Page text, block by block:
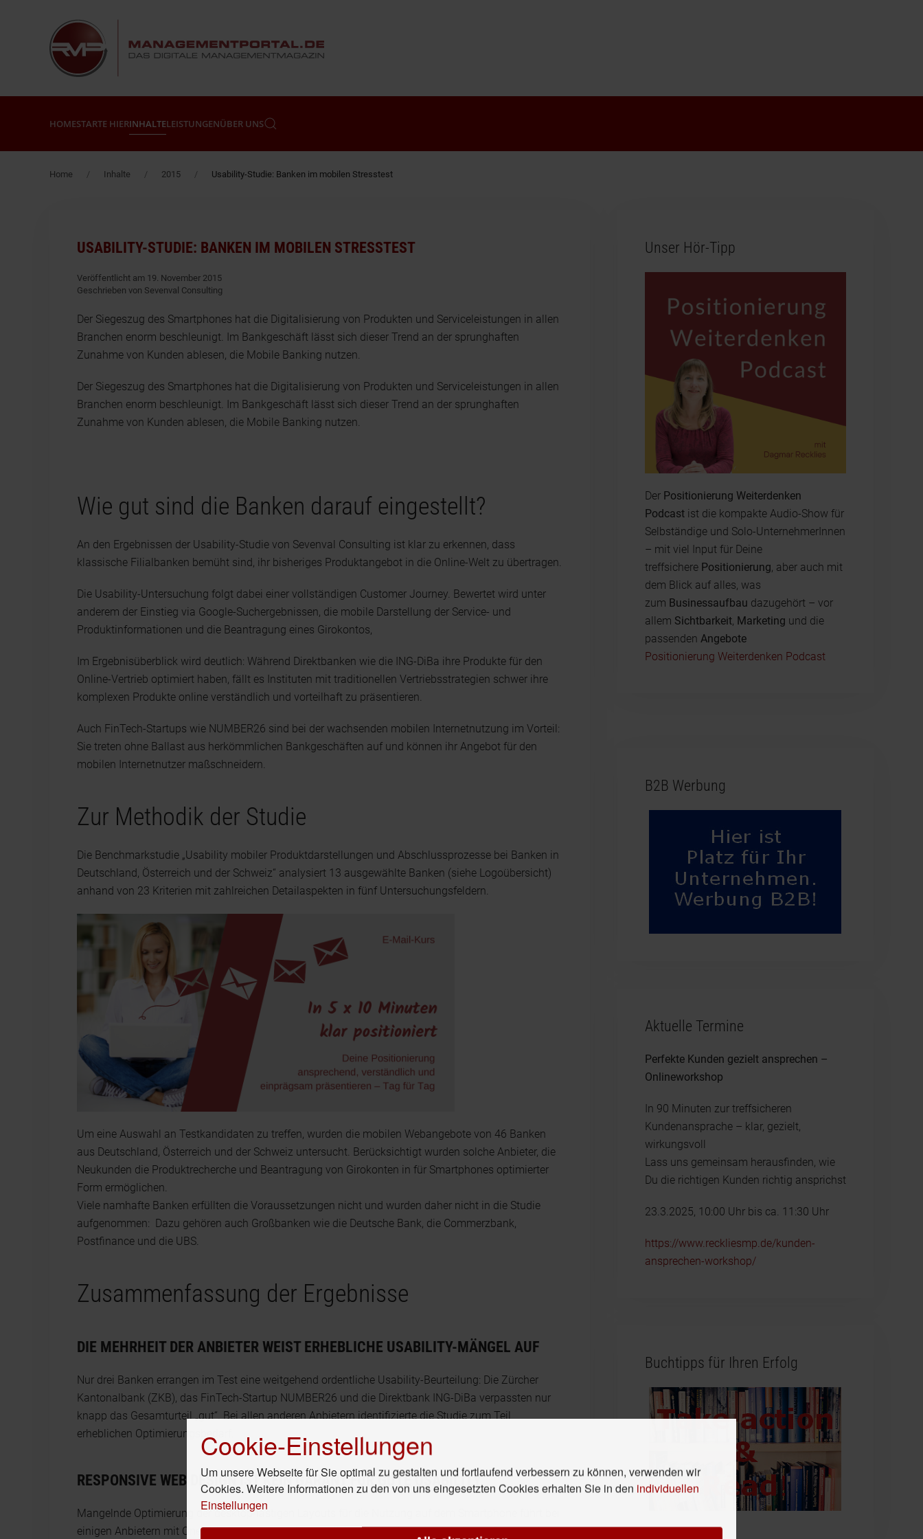
Zum Hauptinhalt springen
HOMESTARTE HIERINHALTELEISTUNGENÜBER UNS
Home Inhalte 2015 Usability-Studie: Banken im mobilen Stresstest
USABILITY-STUDIE: BANKEN IM MOBILEN STRESSTEST
Veröffentlicht am 19. November 2015
Geschrieben von Sevenval Consulting
Der Siegeszug des Smartphones hat die Digitalisierung von Produkten und Serviceleistungen in allen
Branchen enorm beschleunigt. Im Bankgeschäft lässt sich dieser Trend an der sprunghaften
Zunahme von Kunden ablesen, die Mobile Banking nutzen.
Der Siegeszug des Smartphones hat die Digitalisierung von Produkten und Serviceleistungen in allen
Branchen enorm beschleunigt. Im Bankgeschäft lässt sich dieser Trend an der sprunghaften
Zunahme von Kunden ablesen, die Mobile Banking nutzen.
Wie gut sind die Banken darauf eingestellt?
An den Ergebnissen der Usability-Studie von Sevenval Consulting ist klar zu erkennen, dass
klassische Filialbanken bemüht sind, ihr bisheriges Produktangebot in die Online-Welt zu übertragen.
Die Usability-Untersuchung folgt dabei einer vollständigen Customer Journey. Bewertet wird unter
anderem der Einstieg via Google-Suchergebnissen, die mobile Darstellung der Service- und
Produktinformationen und die Beantragung eines Girokontos,
Im Ergebnisüberblick wird deutlich: Während Direktbanken wie die ING-DiBa ihre Produkte für den
Online-Vertrieb optimiert haben, fällt es Instituten mit traditionellen Vertriebsstrategien schwer ihre
komplexen Produkte online verständlich und vorteilhaft zu präsentieren.
Auch FinTech-Startups wie NUMBER26 sind bei der wachsenden mobilen Internetnutzung im Vorteil:
Sie treten ohne Ballast aus herkömmlichen Bankgeschäften auf und können ihr Angebot für den
mobilen Internetnutzer maßschneidern.
Zur Methodik der Studie
Die Benchmarkstudie „Usability mobiler Produktdarstellungen und Abschlussprozesse bei Banken in
Deutschland, Österreich und der Schweiz“ analysiert 13 ausgewählte Banken (siehe Logoübersicht)
anhand von 23 Kriterien mit zahlreichen Detailaspekten in fünf Untersuchungsfeldern.
Um eine Auswahl an Testkandidaten zu treffen, wurden die mobilen Webangebote von 46 Banken
aus Deutschland, Österreich und der Schweiz untersucht. Berücksichtigt wurden solche Anbieter, die
Neukunden die Produktrecherche und Beantragung von Girokonten in für Smartphones optimierter
Form ermöglichen.
Viele namhafte Banken erfüllten die Voraussetzungen nicht und wurden daher nicht in die Studie
aufgenommen: Dazu gehören auch Großbanken wie die Deutsche Bank, die Commerzbank,
Postfinance und die UBS.
Zusammenfassung der Ergebnisse
DIE MEHRHEIT DER ANBIETER WEIST ERHEBLICHE USABILITY-MÄNGEL AUF
Nur drei Banken errangen im Test eine weitgehend ordentliche Usability-Beurteilung: Die Zürcher
Kantonalbank (ZKB), das FinTech-Startup NUMBER26 und die Direktbank ING-DiBa verpassten nur
knapp das Gesamturteil „gut“. Bei allen anderen Anbietern identi­fizierte die Studie zum Teil
erheblichen Optimierungsbedarf.
RESPONSIVE WEB DESIGN IST KEIN GARANT FÜR GUTE USABILITY
Mangelnde Optimierung der desktop-lastigen Layouts für die Nutzung auf dem Smartphone führt bei
einigen Anbietern mit OneWeb-Ansatz zu unübersichtlichen und schwer navigierbaren Start- und
Unser Hör-Tipp
Der Positionierung Weiterdenken
Podcastist die kompakte Audio-Show für
Selbständige und Solo-UnternehmerInnen
– mit viel Input für Deine
treffsichere Positionierung, aber auch mit
dem Blick auf alles, was
zum Businessaufbau dazugehört – vor
allem Sichtbarkeit, Marketing und die
passenden Angebote
Positionierung Weiterdenken Podcast
B2B Werbung
Aktuelle Termine
Perfekte Kunden gezielt ansprechen –
Onlineworkshop
In 90 Minuten zur treffsicheren
Kundenansprache – klar, gezielt,
wirkungsvoll
Lass uns gemeinsam herausfinden, wie
Du die richtigen Kunden richtig ansprichst
23.3.2025, 10:00 Uhr bis ca. 11:30 Uhr
https://www.reckliesmp.de/kunden-
ansprechen-workshop/
Buchtipps für Ihren Erfolg
Cookie-Einstellungen
Um unsere Webseite für Sie optimal zu gestalten und fortlaufend verbessern zu können, verwenden wir
Cookies. Weitere Informationen zu den von uns eingesetzten Cookies erhalten Sie in den individuellen
Einstellungen